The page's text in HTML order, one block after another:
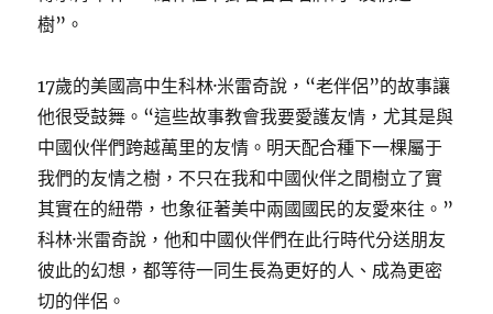
樹”。
17歲的美國高中生科林·米雷奇說，“老伴侶”的故事讓
他很受鼓舞。“這些故事教會我要愛護友情，尤其是與
中國伙伴們跨越萬里的友情。明天配合種下一棵屬于
我們的友情之樹，不只在我和中國伙伴之間樹立了實
其實在的紐帶，也象征著美中兩國國民的友愛來往。”
科林·米雷奇說，他和中國伙伴們在此行時代分送朋友
彼此的幻想，都等待一同生長為更好的人、成為更密
切的伴侶。